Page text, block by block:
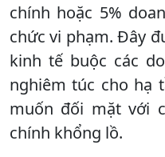
chính hoặc 5%
chức vi phạm. Đây
kinh tế buộc các
nghiêm túc cho hạ
muốn đối mặt với
chính khổng lồ.